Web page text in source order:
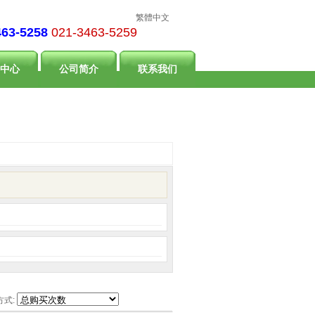
繁體中文
5258 021-3463-5259
心 公司简介 联系我们
式: